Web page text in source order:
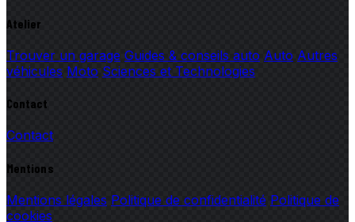
Atelier
Trouver un garage Guides & conseils auto Auto Autres
véhicules Moto Sciences et Technologies
Contact
Contact
Mentions
Mentions légales Politique de confidentialité Politique de
cookies